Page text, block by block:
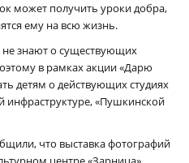
может получить уроки добра,
ему на всю жизнь.
не знают о существующих
в рамках акции «Дарю
детям о действующих студиях
инфраструктуре, «Пушкинской
что выставка фотографий